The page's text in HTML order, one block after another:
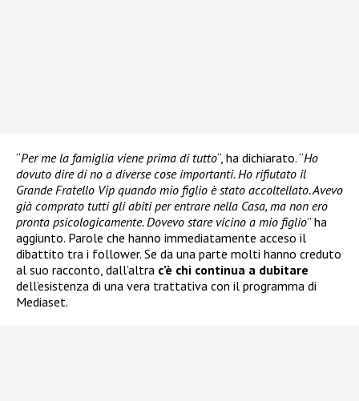
“Per me la famiglia viene prima di tutto“, ha dichiarato. “Ho
dovuto dire di no a diverse cose importanti. Ho rifiutato il
Grande Fratello Vip quando mio figlio è stato accoltellato. Avevo
già comprato tutti gli abiti per entrare nella Casa, ma non ero
pronta psicologicamente. Dovevo stare vicino a mio figlio” ha
aggiunto. Parole che hanno immediatamente acceso il
dibattito tra i follower. Se da una parte molti hanno creduto
al suo racconto, dall’altra c’è chi continua a dubitare
dell’esistenza di una vera trattativa con il programma di
Mediaset.